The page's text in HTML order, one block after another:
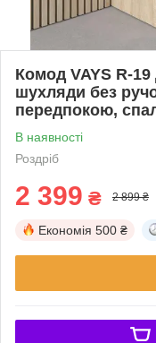
Комод VAYS R-
шухляди без
передпокою,
В наявності
Роздріб
2 399 ₴ 2 899 ₴
Економія 500 ₴